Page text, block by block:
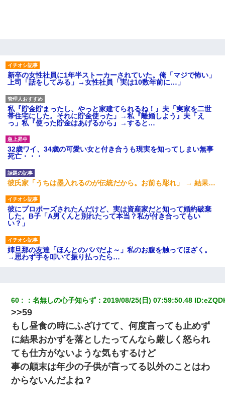
新卒の女性社員に1年半ストーカーされていた。俺「マジで怖い」
上司「話をしてみる」→女性社員「実は10数年前に…」
私『貯金貯まったし、やっと家建てられるね！』夫「実家を二世
帯住宅にした。それに貯金使った」→私『離婚しよう』夫「え
っ」私『使った貯金はあげるから』→すると…
32歳ワイ、34歳の可愛い女と付き合うも現実を知ってしまい無事
死亡・・・
彼氏家「うちは墨入れるのが伝統だから。お前も彫れ」 → 結果…
彼にプロポーズされたんだけど、実は資産家だと知って婚約破棄
した。B子「A男くんと別れたって本当？私が付き合ってもい
い？」
姉旦那の友達「ほんとのパパだよ～」私のお腹を触ってほざく。
→思わず手を叩いて振り払ったら…
んできて・・・
22歳の頃、父に36歳の男性とお見合いをしてくれと頼まれた。父
の親会社の経営者の息子さんだったので、父も喜んで私の写真を
送ったんだが→
【悲報】姉と入浴中に大きくなってしまった結果ｗｗｗｗｗｗｗ
ｗ
60 ：名無しの心子知らず ：2019/08/25(日) 07:59:50.48 ID:
>>59
もし昼食の時にふざけてて、何度言っても止めず
に結果おかずを落としたってんなら厳しく怒られ
ても仕方がないような気もするけど
事の顛末は年少の子供が言ってる以外のことはわ
からないんだよね？